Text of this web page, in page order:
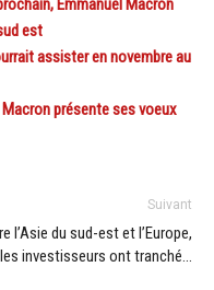
Emmanuel Macron
est
assister en novembre au
Macron présente ses voeux
Suivant
l’Asie du sud-est et l’Europe,
les investisseurs ont tranché…